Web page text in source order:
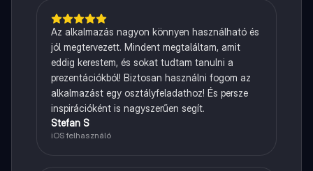
Az alkalmazás nagyon könnyen használható és
jól megtervezett. Mindent megtaláltam, amit
eddig kerestem, és sokat tudtam tanulni a
prezentációkból! Biztosan használni fogom az
alkalmazást egy osztályfeladathoz! És persze
inspirációként is nagyszerűen segít.
Stefan S
iOS felhasználó